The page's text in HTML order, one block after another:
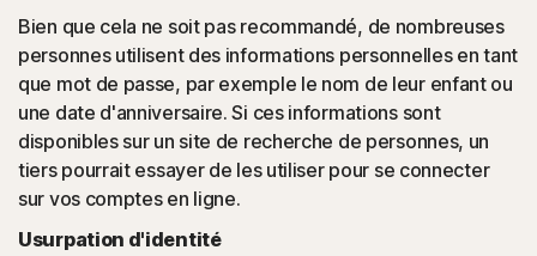
Bien que cela ne soit pas recommandé, de nombreuses
personnes utilisent des informations personnelles en tant
que mot de passe, par exemple le nom de leur enfant ou
une date d'anniversaire. Si ces informations sont
disponibles sur un site de recherche de personnes, un
tiers pourrait essayer de les utiliser pour se connecter
sur vos comptes en ligne.
Usurpation d'identité